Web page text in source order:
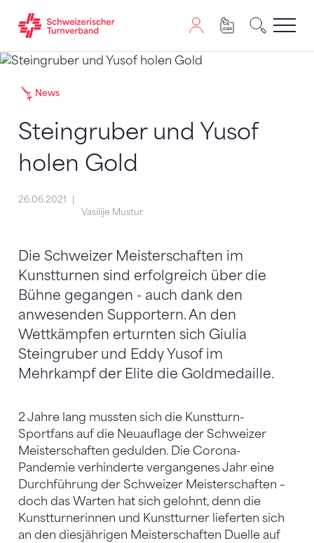
Zum Inhalt springen
Zur Sitemap navigieren
Zum Navigieren dieser Seite wird JavaScript benötigt.
News
Steingruber und Yusof
holen Gold
26.06.2021
Vasilije Mustur
Die Schweizer Meisterschaften im
Kunstturnen sind erfolgreich über die
Bühne gegangen - auch dank den
anwesenden Supportern. An den
Wettkämpfen erturnten sich Giulia
Steingruber und Eddy Yusof im
Mehrkampf der Elite die Goldmedaille.
2 Jahre lang mussten sich die Kunstturn-
Sportfans auf die Neuauflage der Schweizer
Meisterschaften gedulden. Die Corona-
Pandemie verhinderte vergangenes Jahr eine
Durchführung der Schweizer Meisterschaften –
doch das Warten hat sich gelohnt, denn die
Kunstturnerinnen und Kunstturner lieferten sich
an den diesjährigen Meisterschaften Duelle auf